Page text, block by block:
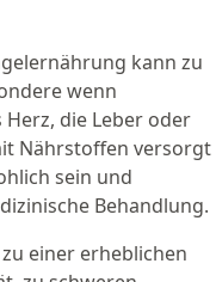
kann zu
wenn
die Leber oder
Nährstoffen versorgt
sein und
Behandlung.
einer erheblichen